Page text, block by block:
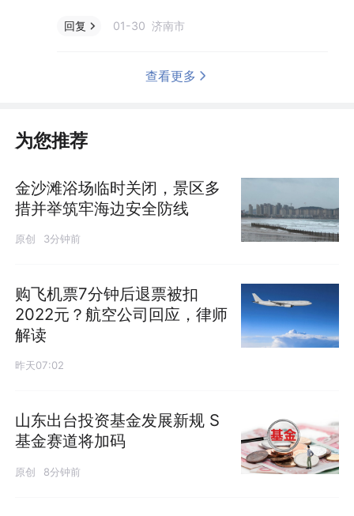
回复 01-30 济南市
查看更多
为您推荐
金沙滩浴场临时关闭，景区多
措并举筑牢海边安全防线
原创 3分钟前
购飞机票7分钟后退票被扣
2022元？航空公司回应，律师
解读
昨天07:02
山东出台投资基金发展新规 S
基金赛道将加码
原创 8分钟前